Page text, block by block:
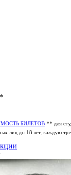
БИЛЕТОВ ** для
лиц до 18 лет, каждую